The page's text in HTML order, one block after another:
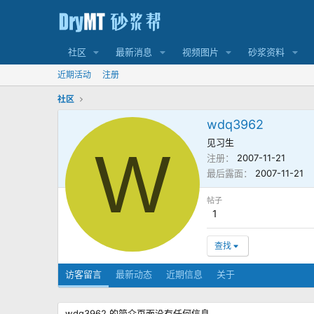
社区 最新消息 视频图片 砂浆资料
近期活动 注册
社区
W
wdq3962
见习生
注册
2007-11-21
最后露面
2007-11-21
帖子
1
查找
访客留言 最新动态 近期信息 关于